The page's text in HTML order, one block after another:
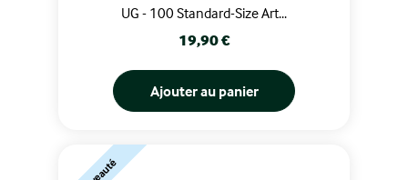
UG - 100 Standard-Size Art...
Prix
19,90 €
Ajouter au panier